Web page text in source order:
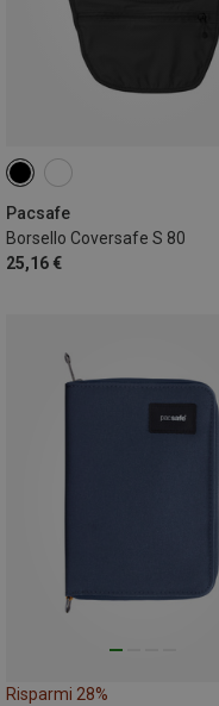
Pacsafe
Borsello Coversafe S 80
25,16 €
ONE SIZE
Risparmi 28%